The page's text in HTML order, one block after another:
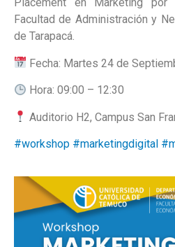
Placement en Marketing
Facultad de Administración y
de Tarapacá.
Fecha: Martes 24 de
Hora: 09:00 – 12:30
Auditorio H2, Campus San
#workshop #marketingdigital